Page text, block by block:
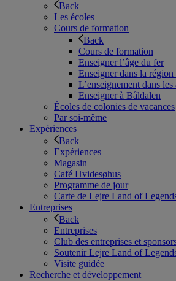
Back
Les écoles
Cours de formation
Back
Cours de formation
Enseigner l’âge du fer
Enseigner dans la
L’enseignement dans
Enseigner à Båldalen
Écoles de colonies de vacances
Par soi-même
Expériences
Back
Expériences
Magasin
Café Hvidesøhus
Programme de jour
Carte de Lejre Land of
Entreprises
Back
Entreprises
Club des entreprises et
Soutenir Lejre Land of
Visite guidée
Recherche et développement